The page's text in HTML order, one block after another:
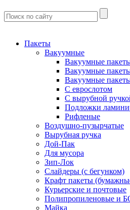
Пакеты
Вакуумные
Вакуумные
Вакуумные
Вакуумные
С еврослотом
С вырубной
Подложки
Рифленые
Воздушно-пузырчатые
Вырубная ручка
Дой-Пак
Для мусора
Зип-Лок
Слайдеры (с бегунком)
Крафт пакеты
Курьерские и почтовые
Полипропиленовые и
Майка